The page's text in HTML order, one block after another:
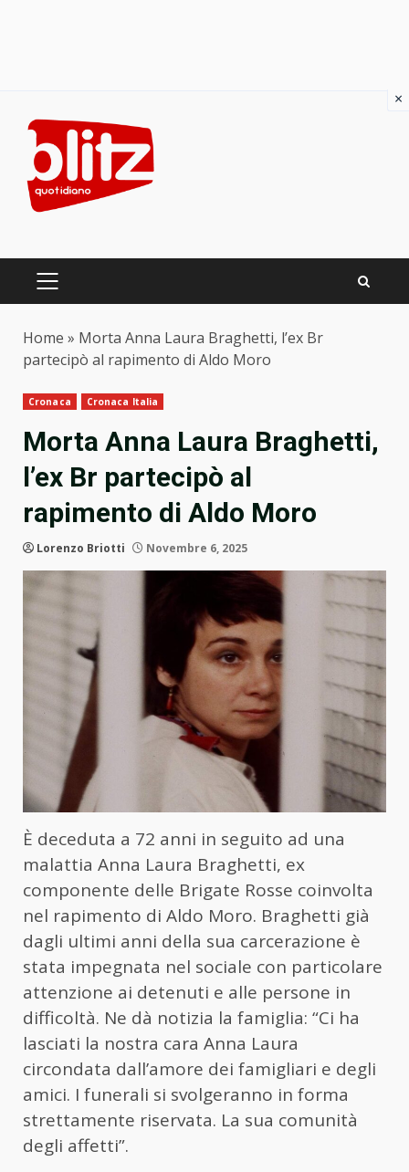
content
PRIMARY
Home » Morta Anna Laura Braghetti, l’ex Br
partecipò al rapimento di Aldo Moro
Cronaca Cronaca Italia
Morta Anna Laura Braghetti,
l’ex Br partecipò al
rapimento di Aldo Moro
Lorenzo Briotti Novembre 6, 2025
È deceduta a 72 anni in seguito ad una
malattia Anna Laura Braghetti, ex
componente delle Brigate Rosse coinvolta
nel rapimento di Aldo Moro. Braghetti già
dagli ultimi anni della sua carcerazione è
stata impegnata nel sociale con particolare
attenzione ai detenuti e alle persone in
difficoltà. Ne dà notizia la famiglia: “Ci ha
lasciati la nostra cara Anna Laura
circondata dall’amore dei famigliari e degli
amici. I funerali si svolgeranno in forma
strettamente riservata. La sua comunità
degli affetti”.
×